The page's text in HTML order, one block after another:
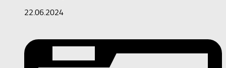
22.06.2024